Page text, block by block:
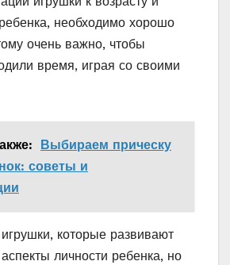
необходимо хорошо
очень важно, чтобы
время, играя со своими
Выбираем прическу
советы и
которые развивают
личности ребенка, но